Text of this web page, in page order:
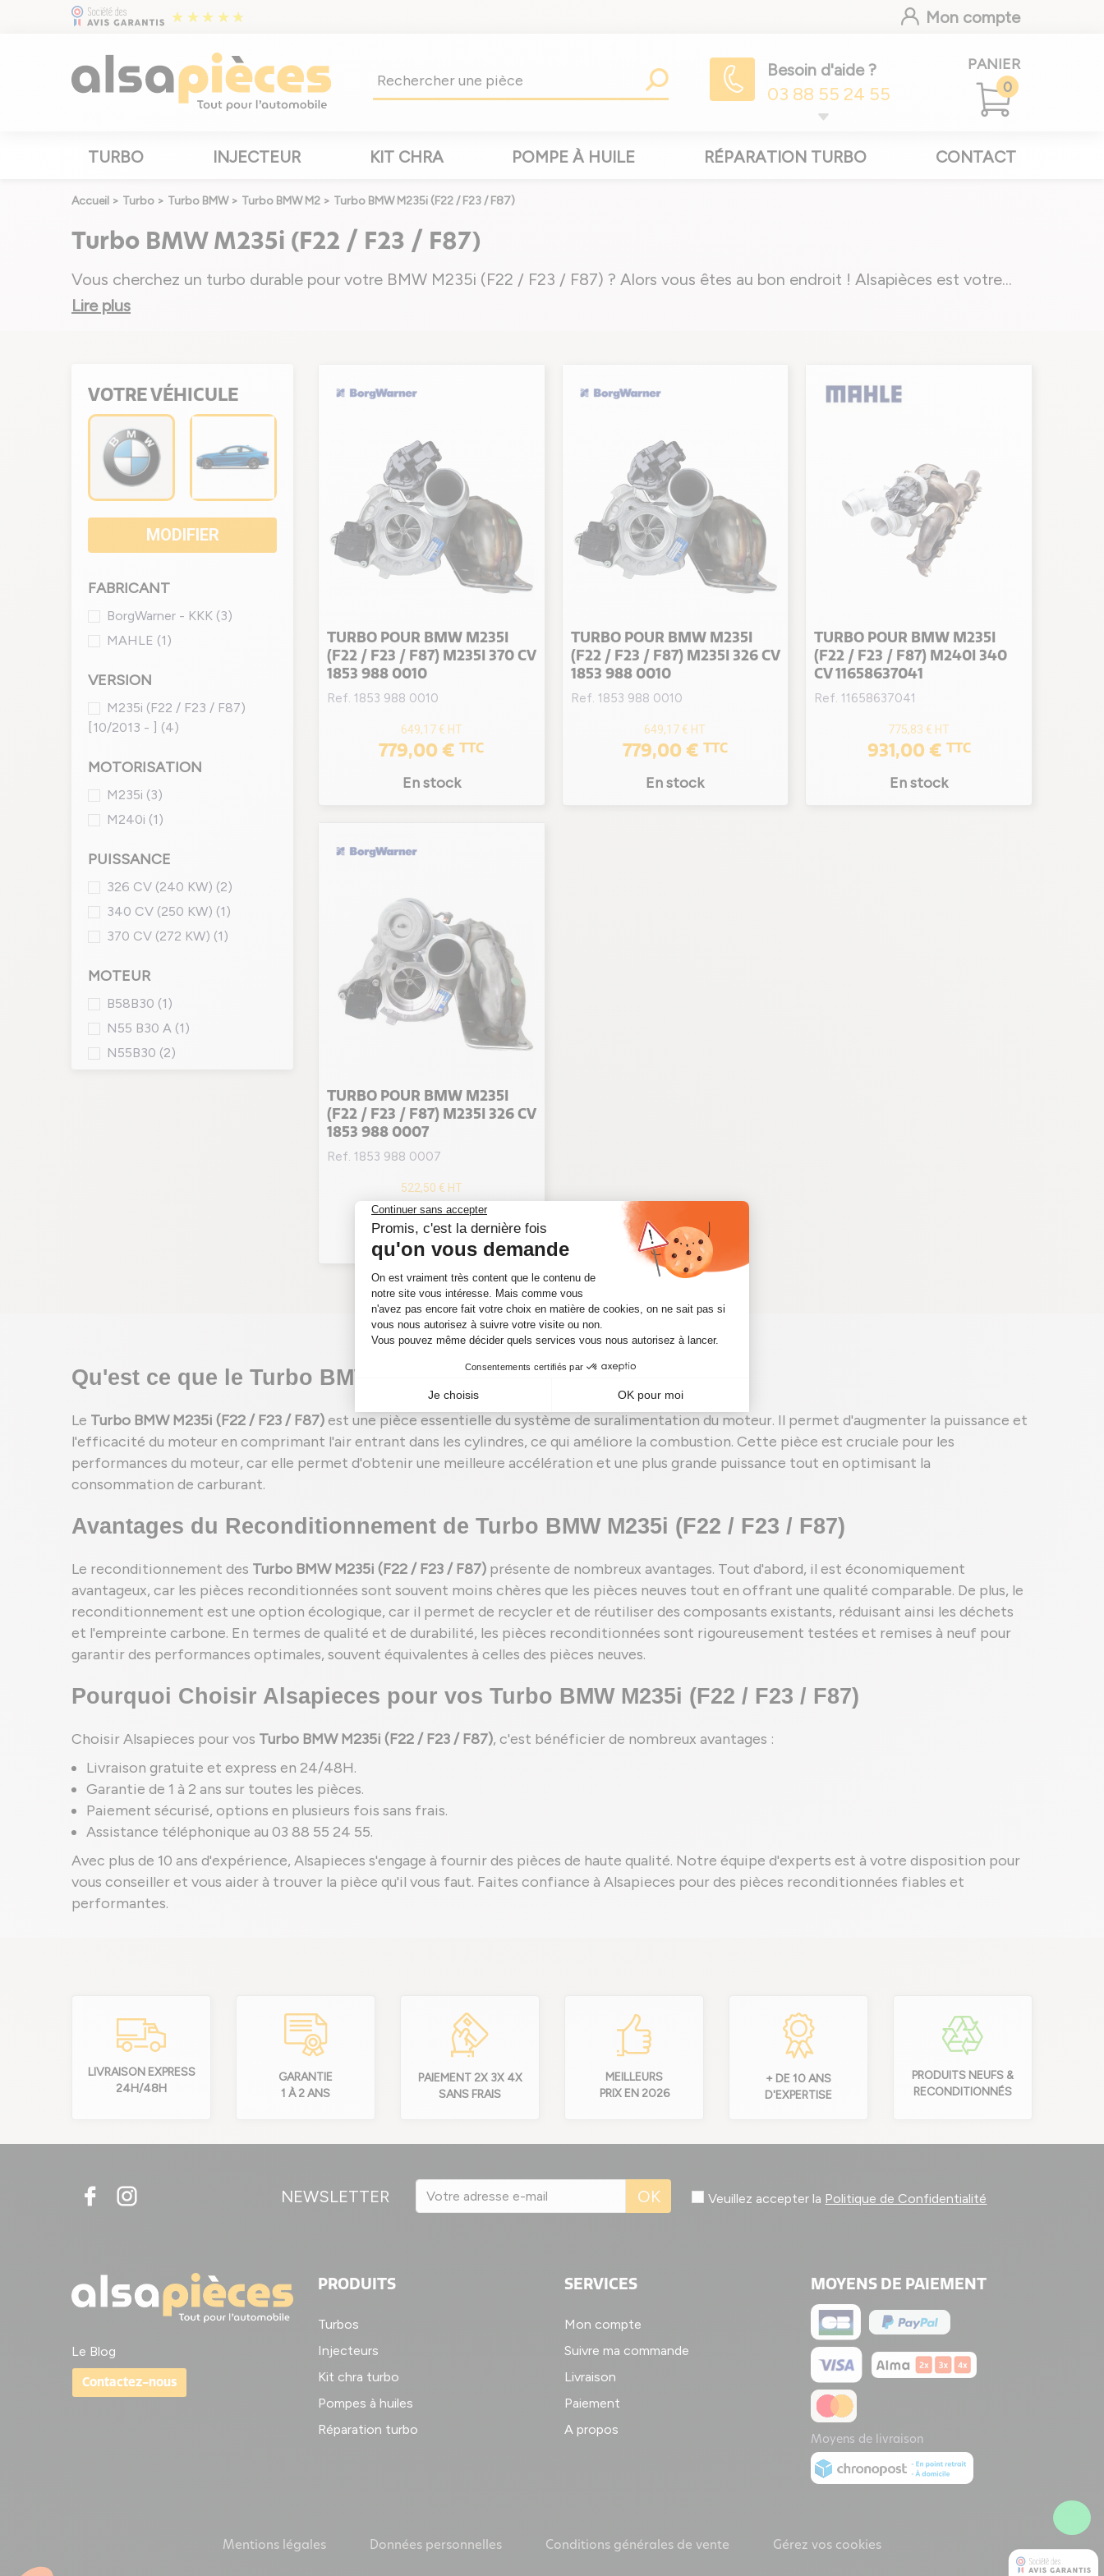
Mon compte
Besoin d'aide ?
03 88 55 24 55
PANIER
0
TURBO INJECTEUR KIT CHRA POMPE À HUILE RÉPARATION TURBO CONTACT
Accueil > Turbo > Turbo BMW > Turbo BMW M2 > Turbo BMW M235i (F22 / F23 / F87)
Turbo BMW M235i (F22 / F23 / F87)
Vous cherchez un turbo durable pour votre BMW M235i (F22 / F23 / F87) ? Alors vous êtes au bon endroit ! Alsapièces est votre...
Lire plus
VOTRE VÉHICULE
MODIFIER
FABRICANT
BorgWarner - KKK (3)
MAHLE (1)
VERSION
M235i (F22 / F23 / F87)
[10/2013 - ] (4)
MOTORISATION
M235i (3)
M240i (1)
PUISSANCE
326 CV (240 KW) (2)
340 CV (250 KW) (1)
370 CV (272 KW) (1)
MOTEUR
B58B30 (1)
N55 B30 A (1)
N55B30 (2)
TURBO POUR BMW M235I
(F22 / F23 / F87) M235I 370 CV
1853 988 0010
Ref. 1853 988 0010
649,17 € HT
779,00 €TTC
En stock
TURBO POUR BMW M235I
(F22 / F23 / F87) M235I 326 CV
1853 988 0010
Ref. 1853 988 0010
649,17 € HT
779,00 € TTC
En stock
TURBO POUR BMW M235I
(F22 / F23 / F87) M240I 340
CV 11658637041
Ref. 11658637041
775,83 € HT
931,00 € TTC
En stock
TURBO POUR BMW M235I
(F22 / F23 / F87) M235I 326 CV
1853 988 0007
Ref. 1853 988 0007
522,50 € HT
627,00 €TTC
En stock
Qu'est ce que le Turbo BMW M235i (F22 / F23 / F87)
Le Turbo BMW M235i (F22 / F23 / F87)est une pièce essentielle du système de suralimentation du moteur. Il permet d'augmenter la puissance et
l'efficacité du moteur en comprimant l'air entrant dans les cylindres, ce qui améliore la combustion. Cette pièce est cruciale pour les
performances du moteur, car elle permet d'obtenir une meilleure accélération et une plus grande puissance tout en optimisant la
consommation de carburant.
Avantages du Reconditionnement de Turbo BMW M235i (F22 / F23 / F87)
Le reconditionnement des Turbo BMW M235i (F22 / F23 / F87) présente de nombreux avantages. Tout d'abord, il est économiquement
avantageux, car les pièces reconditionnées sont souvent moins chères que les pièces neuves tout en offrant une qualité comparable. De plus, le
reconditionnement est une option écologique, car il permet de recycler et de réutiliser des composants existants, réduisant ainsi les déchets
et l'empreinte carbone. En termes de qualité et de durabilité, les pièces reconditionnées sont rigoureusement testées et remises à neuf pour
garantir des performances optimales, souvent équivalentes à celles des pièces neuves.
Pourquoi Choisir Alsapieces pour vos Turbo BMW M235i (F22 / F23 / F87)
Choisir Alsapieces pour vos Turbo BMW M235i (F22 / F23 / F87), c'est bénéficier de nombreux avantages :
Livraison gratuite et express en 24/48H.
Garantie de 1 à 2 ans sur toutes les pièces.
Paiement sécurisé, options en plusieurs fois sans frais.
Assistance téléphonique au 03 88 55 24 55.
Avec plus de 10 ans d'expérience, Alsapieces s'engage à fournir des pièces de haute qualité. Notre équipe d'experts est à votre disposition pour
vous conseiller et vous aider à trouver la pièce qu'il vous faut. Faites confiance à Alsapieces pour des pièces reconditionnées fiables et
performantes.
LIVRAISON EXPRESS
24H/48H
GARANTIE
1 À 2 ANS
PAIEMENT 2X 3X 4X
SANS FRAIS
MEILLEURS
PRIX EN 2026
+ DE 10 ANS
D'EXPERTISE
PRODUITS NEUFS &
RECONDITIONNÉS
NEWSLETTER OK Veuillez accepter la Politique de Confidentialité
Le Blog
Contactez-nous
PRODUITS
Turbos
Injecteurs
Kit chra turbo
Pompes à huiles
Réparation turbo
SERVICES
Mon compte
Suivre ma commande
Livraison
Paiement
A propos
MOYENS DE PAIEMENT
Moyens de livraison
Mentions légales Données personnelles Conditions générales de vente Gérez vos cookies